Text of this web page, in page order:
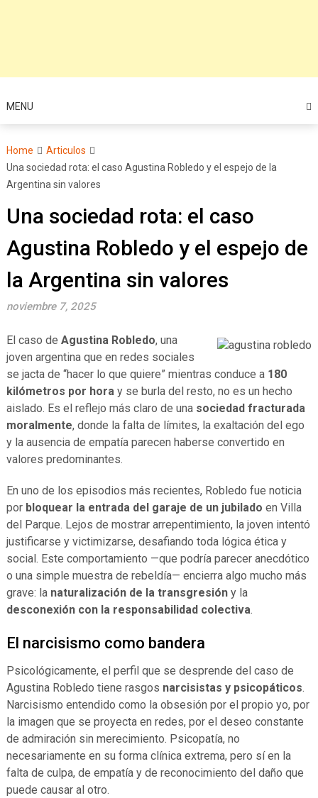
MENU
Home
Articulos
Una sociedad rota: el caso Agustina Robledo y el espejo de la
Argentina sin valores
Una sociedad rota: el caso
Agustina Robledo y el espejo de
la Argentina sin valores
noviembre 7, 2025
El caso de Agustina Robledo, una
joven argentina que en redes sociales
se jacta de “hacer lo que quiere” mientras conduce a 180
kilómetros por horay se burla del resto, no es un hecho
aislado. Es el reflejo más claro de una sociedad fracturada
moralmente, donde la falta de límites, la exaltación del ego
y la ausencia de empatía parecen haberse convertido en
valores predominantes.
En uno de los episodios más recientes, Robledo fue noticia
por bloquear la entrada del garaje de un jubilado en Villa
del Parque. Lejos de mostrar arrepentimiento, la joven intentó
justificarse y victimizarse, desafiando toda lógica ética y
social. Este comportamiento —que podría parecer anecdótico
o una simple muestra de rebeldía— encierra algo mucho más
grave: la naturalización de la transgresióny la
desconexión con la responsabilidad colectiva.
El narcisismo como bandera
Psicológicamente, el perfil que se desprende del caso de
Agustina Robledo tiene rasgos narcisistas y psicopáticos.
Narcisismo entendido como la obsesión por el propio yo, por
la imagen que se proyecta en redes, por el deseo constante
de admiración sin merecimiento. Psicopatía, no
necesariamente en su forma clínica extrema, pero sí en la
falta de culpa, de empatía y de reconocimiento del daño que
puede causar al otro.